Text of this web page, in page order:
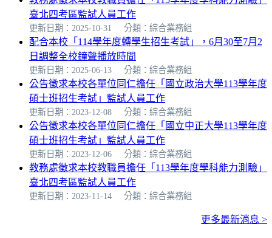
臺北四考區監試人員工作
更新日期：2025-10-31 分類：綜合業務組
配合本校「114學年度轉學生招生考試」，6月30至7月2
日調整全校鐘聲播放時間
更新日期：2025-06-13 分類：綜合業務組
公告徵求本校各單位同仁擔任「國立政治大學113學年度
碩士班招生考試」監試人員工作
更新日期：2023-12-08 分類：綜合業務組
公告徵求本校各單位同仁擔任「國立中正大學113學年度
碩士班招生考試」監試人員工作
更新日期：2023-12-06 分類：綜合業務組
教務處徵求本校教職員擔任「113學年度學科能力測驗」
臺北四考區監試人員工作
更新日期：2023-11-14 分類：綜合業務組
更多最新消息 >